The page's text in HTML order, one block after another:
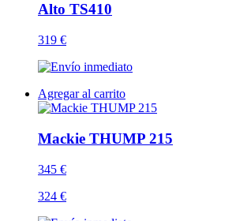
Alto TS410
319 €
Agregar al carrito
Mackie THUMP 215
345 €
324 €